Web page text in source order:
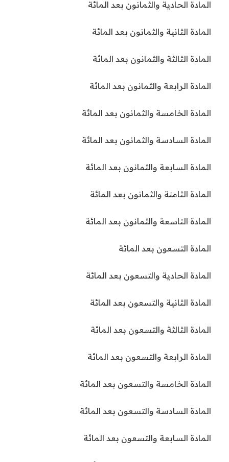
المادة الحادية والثمانون بعد المائة
المادة الثانية والثمانون بعد المائة
المادة الثالثة والثمانون بعد المائة
المادة الرابعة والثمانون بعد المائة
المادة الخامسة والثمانون بعد المائة
المادة السادسة والثمانون بعد المائة
المادة السابعة والثمانون بعد المائة
المادة الثامنة والثمانون بعد المائة
المادة التاسعة والثمانون بعد المائة
المادة التسعون بعد المائة
المادة الحادية والتسعون بعد المائة
المادة الثانية والتسعون بعد المائة
المادة الثالثة والتسعون بعد المائة
المادة الرابعة والتسعون بعد المائة
المادة الخامسة والتسعون بعد المائة
المادة السادسة والتسعون بعد المائة
المادة السابعة والتسعون بعد المائة